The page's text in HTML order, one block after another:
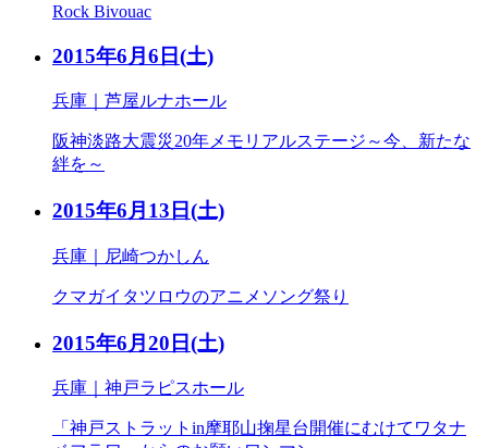
Rock Bivouac
2015年6月6日(土)
兵庫｜芦屋ルナホール
阪神淡路大震災20年メモリアルステージ～今、新たな
絆を～
2015年6月13日(土)
兵庫｜尼崎つかしん
クマガイタツロウのアニメソング祭り
2015年6月20日(土)
兵庫｜神戸ラピスホール
「神戸ストラットin摩耶山掬星台開催にむけてワタナ